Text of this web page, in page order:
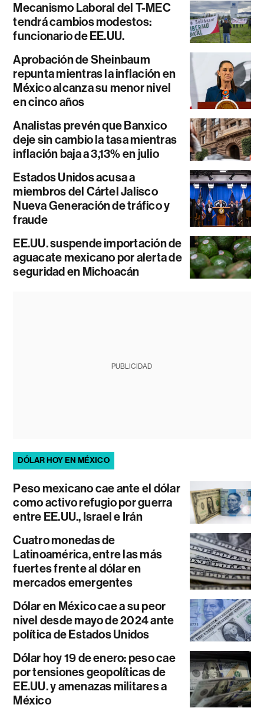
Mecanismo Laboral del T-MEC
tendrá cambios modestos:
funcionario de EE.UU.
Aprobación de Sheinbaum
repunta mientras la inflación en
México alcanza su menor nivel
en cinco años
Analistas prevén que Banxico
deje sin cambio la tasa mientras
inflación baja a 3,13% en julio
Estados Unidos acusa a
miembros del Cártel Jalisco
Nueva Generación de tráfico y
fraude
EE.UU. suspende importación de
aguacate mexicano por alerta de
seguridad en Michoacán
PUBLICIDAD
DÓLAR HOY EN MÉXICO
Peso mexicano cae ante el dólar
como activo refugio por guerra
entre EE.UU., Israel e Irán
Cuatro monedas de
Latinoamérica, entre las más
fuertes frente al dólar en
mercados emergentes
Dólar en México cae a su peor
nivel desde mayo de 2024 ante
política de Estados Unidos
Dólar hoy 19 de enero: peso cae
por tensiones geopolíticas de
EE.UU. y amenazas militares a
México